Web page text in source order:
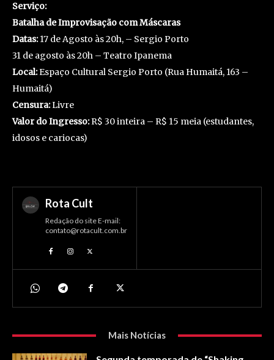
Serviço:
Batalha de Improvisação com Máscaras
Datas:17 de Agosto às 20h, – Sergio Porto
31 de agosto às 20h – Teatro Ipanema
Local:Espaço Cultural Sergio Porto (Rua Humaitá, 163 –
Humaitá)
Censura:Livre
Valor do Ingresso:R$ 30 inteira – R$ 15 meia (estudantes,
idosos e cariocas)
Rota Cult
Redação do site E-mail:
contato@rotacult.com.br
Mais Notícias